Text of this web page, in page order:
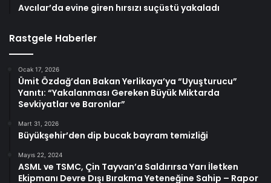
Avcılar’da evine giren hırsızı suçüstü yakaladı
Rastgele Haberler
Ocak 17, 2026
Ümit Özdağ’dan Bakan Yerlikaya’ya “Uyuşturucu”
Yanıtı: “Yakalanması Gereken Büyük Miktarda
Sevkiyatlar ve Baronlar”
Mart 31, 2026
Büyükşehir’den dip bucak bayram temizliği
Mayıs 22, 2024
ASML ve TSMC, Çin Tayvan’a Saldırırsa Yarı İletken
Ekipmanı Devre Dışı Bırakma Yeteneğine Sahip – Rapor